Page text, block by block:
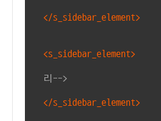
</s_sidebar_element>
<s_sidebar_element>
리-->
</s_sidebar_element>